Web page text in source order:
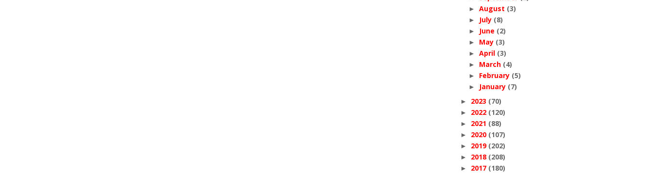
► August (3)
► July (8)
► June (2)
► May (3)
► April (3)
► March (4)
► February (5)
► January (7)
► 2023 (70)
► 2022 (120)
► 2021 (88)
► 2020 (107)
► 2019 (202)
► 2018 (208)
► 2017 (180)